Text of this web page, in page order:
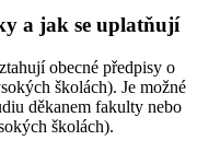
a jak se uplatňují
obecné předpisy o
školách). Je možné
děkanem fakulty nebo
školách).